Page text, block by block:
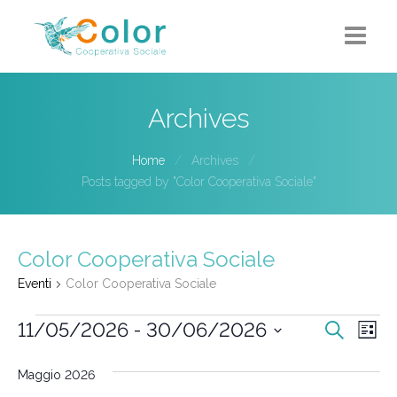
Progetti-Servizi
Eventi
Archives
Home
Archives
Posts tagged by "Color Cooperativa Sociale"
Color Cooperativa Sociale
Eventi Color Cooperativa Sociale
Eventi
Eventi
Cerca
Lista
11/05/2026 - 30/06/2026
la
Maggio 2026